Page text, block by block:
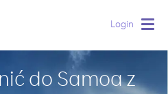
Login
do Samoa z